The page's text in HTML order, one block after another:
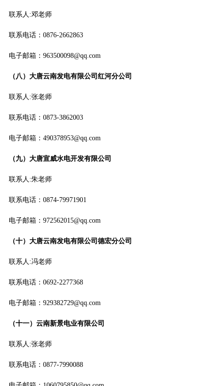
联系人:邓老师
联系电话：0876-2662863
电子邮箱：963500098@qq.com
（八）大唐云南发电有限公司红河分公司
联系人:张老师
联系电话：0873-3862003
电子邮箱：490378953@qq.com
（九）大唐宣威水电开发有限公司
联系人:朱老师
联系电话：0874-79971901
电子邮箱：972562015@qq.com
（十）大唐云南发电有限公司德宏分公司
联系人:冯老师
联系电话：0692-2277368
电子邮箱：929382729@qq.com
（十一）云南新景电业有限公司
联系人:张老师
联系电话：0877-7990088